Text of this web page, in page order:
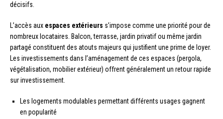
décisifs.
L’accès aux espaces extérieurs s’impose comme une priorité pour de
nombreux locataires. Balcon, terrasse, jardin privatif ou même jardin
partagé constituent des atouts majeurs qui justifient une prime de loyer.
Les investissements dans l’aménagement de ces espaces (pergola,
végétalisation, mobilier extérieur) offrent généralement un retour rapide
sur investissement.
Les logements modulables permettant différents usages gagnent
en popularité